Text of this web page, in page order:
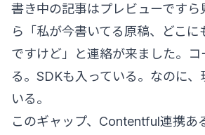
書き中の記事はプレビューですら
ら「私が今書いてる原稿、どこ
ですけど」と連絡が来ました。コ
る。SDKも入っている。なのに、
いる。
このギャップ、Contentful連携あ